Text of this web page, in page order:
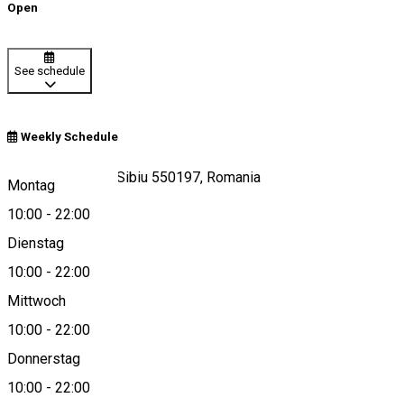
Open
See schedule
Weekly Schedule
Montag
10:00 - 22:00
Dienstag
10:00 - 22:00
Mittwoch
10:00 - 22:00
Donnerstag
10:00 - 22:00
Strada Ludoș 31, Sibiu 550197, Romania
View on map